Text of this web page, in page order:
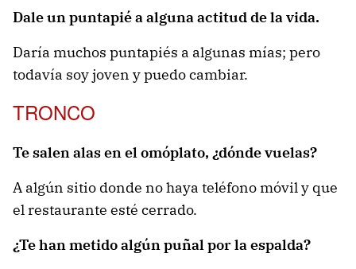
Dale un puntapié a alguna actitud de la vida.
Daría muchos puntapiés a algunas mías; pero
todavía soy joven y puedo cambiar.
TRONCO
Te salen alas en el omóplato, ¿dónde vuelas?
A algún sitio donde no haya teléfono móvil y que
el restaurante esté cerrado.
¿Te han metido algún puñal por la espalda?